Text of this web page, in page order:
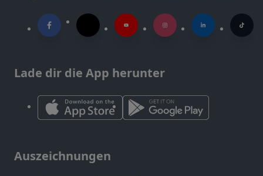
Lade dir die App herunter
Auszeichnungen